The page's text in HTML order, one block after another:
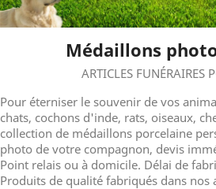
Médaillons
ARTICLES FUNÉRAIRES
Pour éterniser le souvenir de vos
chats, cochons d'inde, rats, oiseaux,
collection de médaillons porcelaine
photo de votre compagnon, devis
Point relais ou à domicile. Délai de
Produits de qualité fabriqués dans nos